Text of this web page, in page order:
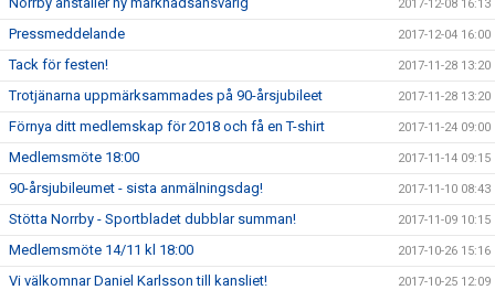
2017-12-08 16:13
Pressmeddelande 2017-12-04 16:00
Tack för festen! 2017-11-28 13:20
Trotjänarna uppmärksammades på 90-årsjubileet 2017-11-28 13:20
Förnya ditt medlemskap för 2018 och få en T-shirt 2017-11-24 09:00
Medlemsmöte 18:00 2017-11-14 09:15
90-årsjubileumet - sista anmälningsdag! 2017-11-10 08:43
Stötta Norrby - Sportbladet dubblar summan! 2017-11-09 10:15
Medlemsmöte 14/11 kl 18:00 2017-10-26 15:16
Vi välkomnar Daniel Karlsson till kansliet! 2017-10-25 12:09